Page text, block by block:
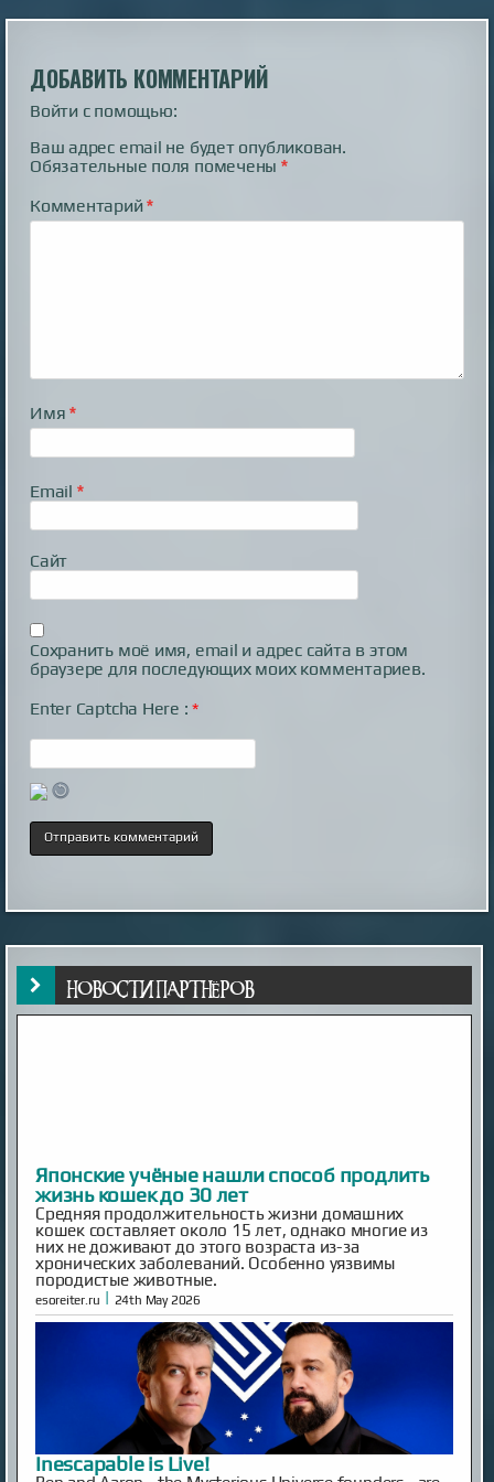
ДОБАВИТЬ КОММЕНТАРИЙ
Войти с помощью:
Ваш адрес email не будет опубликован.
Обязательные поля помечены*
Комментарий*
Имя*
Email *
Сайт
Сохранить моё имя, email и адрес сайта в этом
браузере для последующих моих комментариев.
Enter Captcha Here :*
НОВОСТИ ПАРТНЁРОВ
Японские учёные нашли способ продлить
жизнь кошек до 30 лет
Средняя продолжительность жизни домашних
кошек составляет около 15 лет, однако многие из
Inescapable is Live!
Ben and Aaron—the Mysterious Universe founders—are
back! Inescapable is live. Episode One is streaming now.
Already an MU Plus+ subscriber? Your membership now
includes full access to Inescapable and exclusive Plus+
content at no extra cost. New to Plus+? Subscribe
before April 14th to unlock permanent dual access to
both Mysterious Univers...
mysteriousuniverse.org | 14th Feb 2026